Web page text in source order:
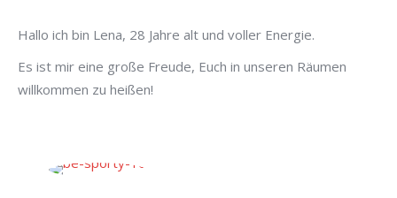
Hallo ich bin Lena, 28 Jahre alt und voller Energie.
Es ist mir eine große Freude, Euch in unseren Räumen
willkommen zu heißen!